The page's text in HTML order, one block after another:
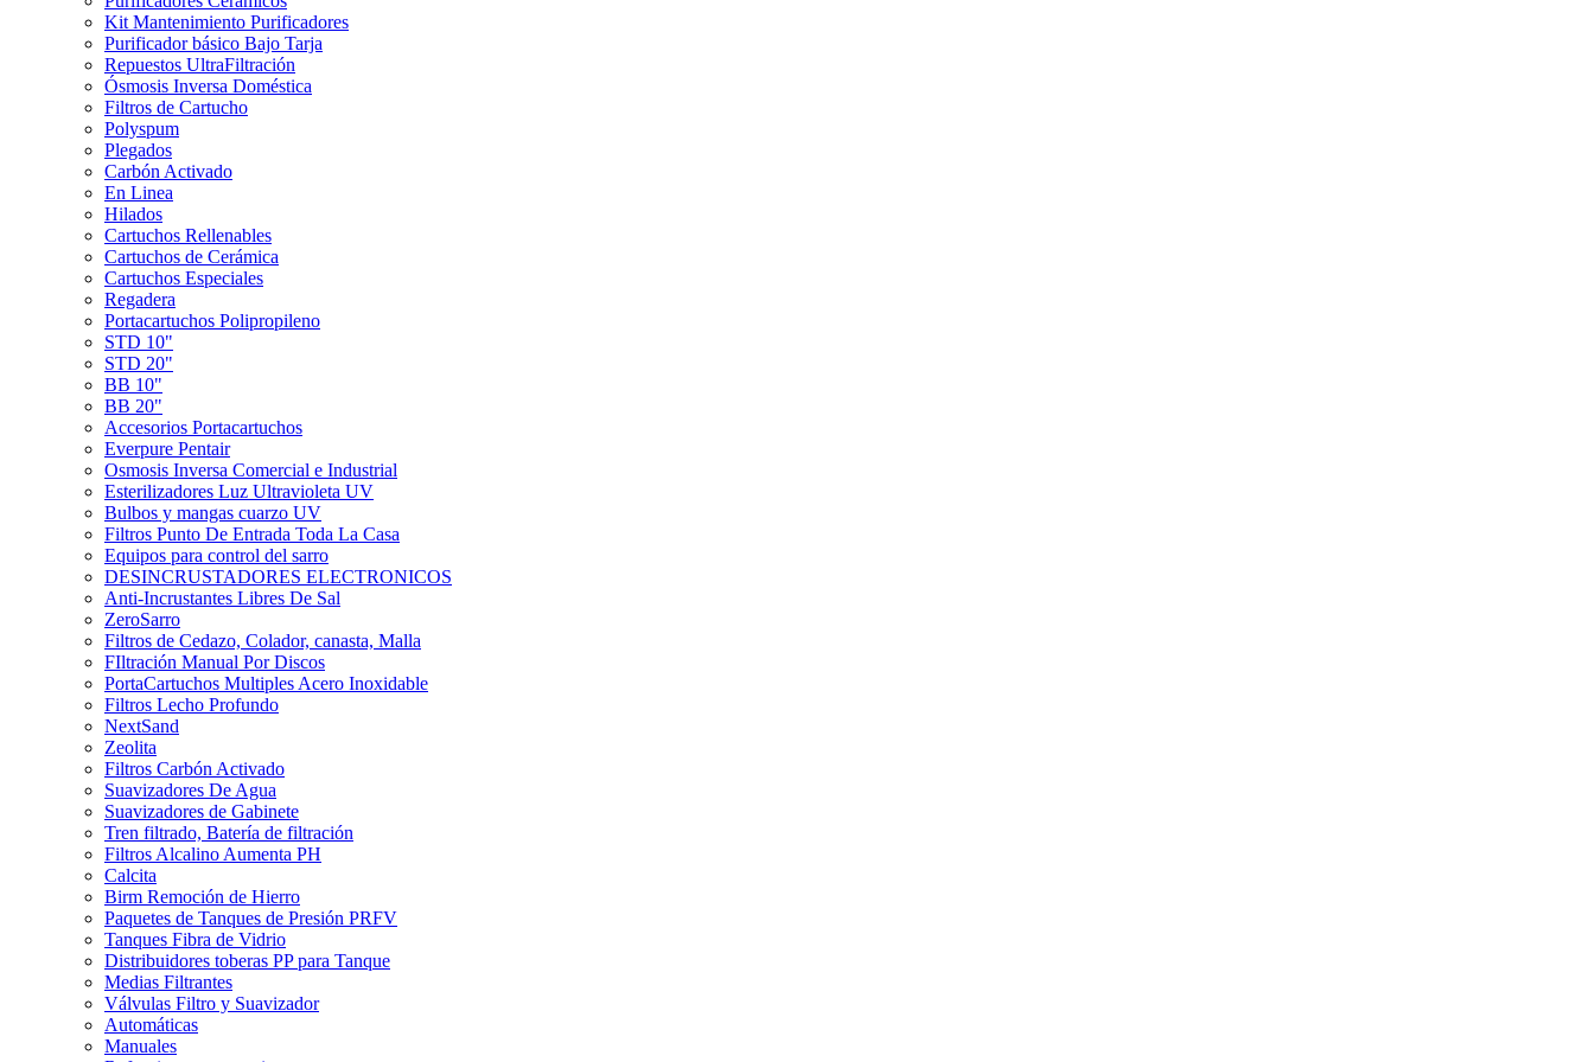
Kit Mantenimiento Purificadores
Purificador básico Bajo Tarja
Repuestos UltraFiltración
Ósmosis Inversa Doméstica
Filtros de Cartucho
Polyspum
Plegados
Carbón Activado
En Linea
Hilados
Cartuchos Rellenables
Cartuchos de Cerámica
Cartuchos Especiales
Regadera
Portacartuchos Polipropileno
STD 10"
STD 20"
BB 10"
BB 20"
Accesorios Portacartuchos
Everpure Pentair
Osmosis Inversa Comercial e Industrial
Esterilizadores Luz Ultravioleta UV
Bulbos y mangas cuarzo UV
Filtros Punto De Entrada Toda La Casa
Equipos para control del sarro
DESINCRUSTADORES ELECTRONICOS
Anti-Incrustantes Libres De Sal
ZeroSarro
Filtros de Cedazo, Colador, canasta, Malla
FIltración Manual Por Discos
PortaCartuchos Multiples Acero Inoxidable
Filtros Lecho Profundo
NextSand
Zeolita
Filtros Carbón Activado
Suavizadores De Agua
Suavizadores de Gabinete
Tren filtrado, Batería de filtración
Filtros Alcalino Aumenta PH
Calcita
Birm Remoción de Hierro
Paquetes de Tanques de Presión PRFV
Tanques Fibra de Vidrio
Distribuidores toberas PP para Tanque
Medias Filtrantes
Válvulas Filtro y Suavizador
Automáticas
Manuales